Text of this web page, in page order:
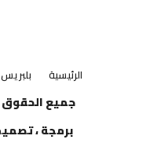
الرئيسية
جميع الحقوق
برمجة ،